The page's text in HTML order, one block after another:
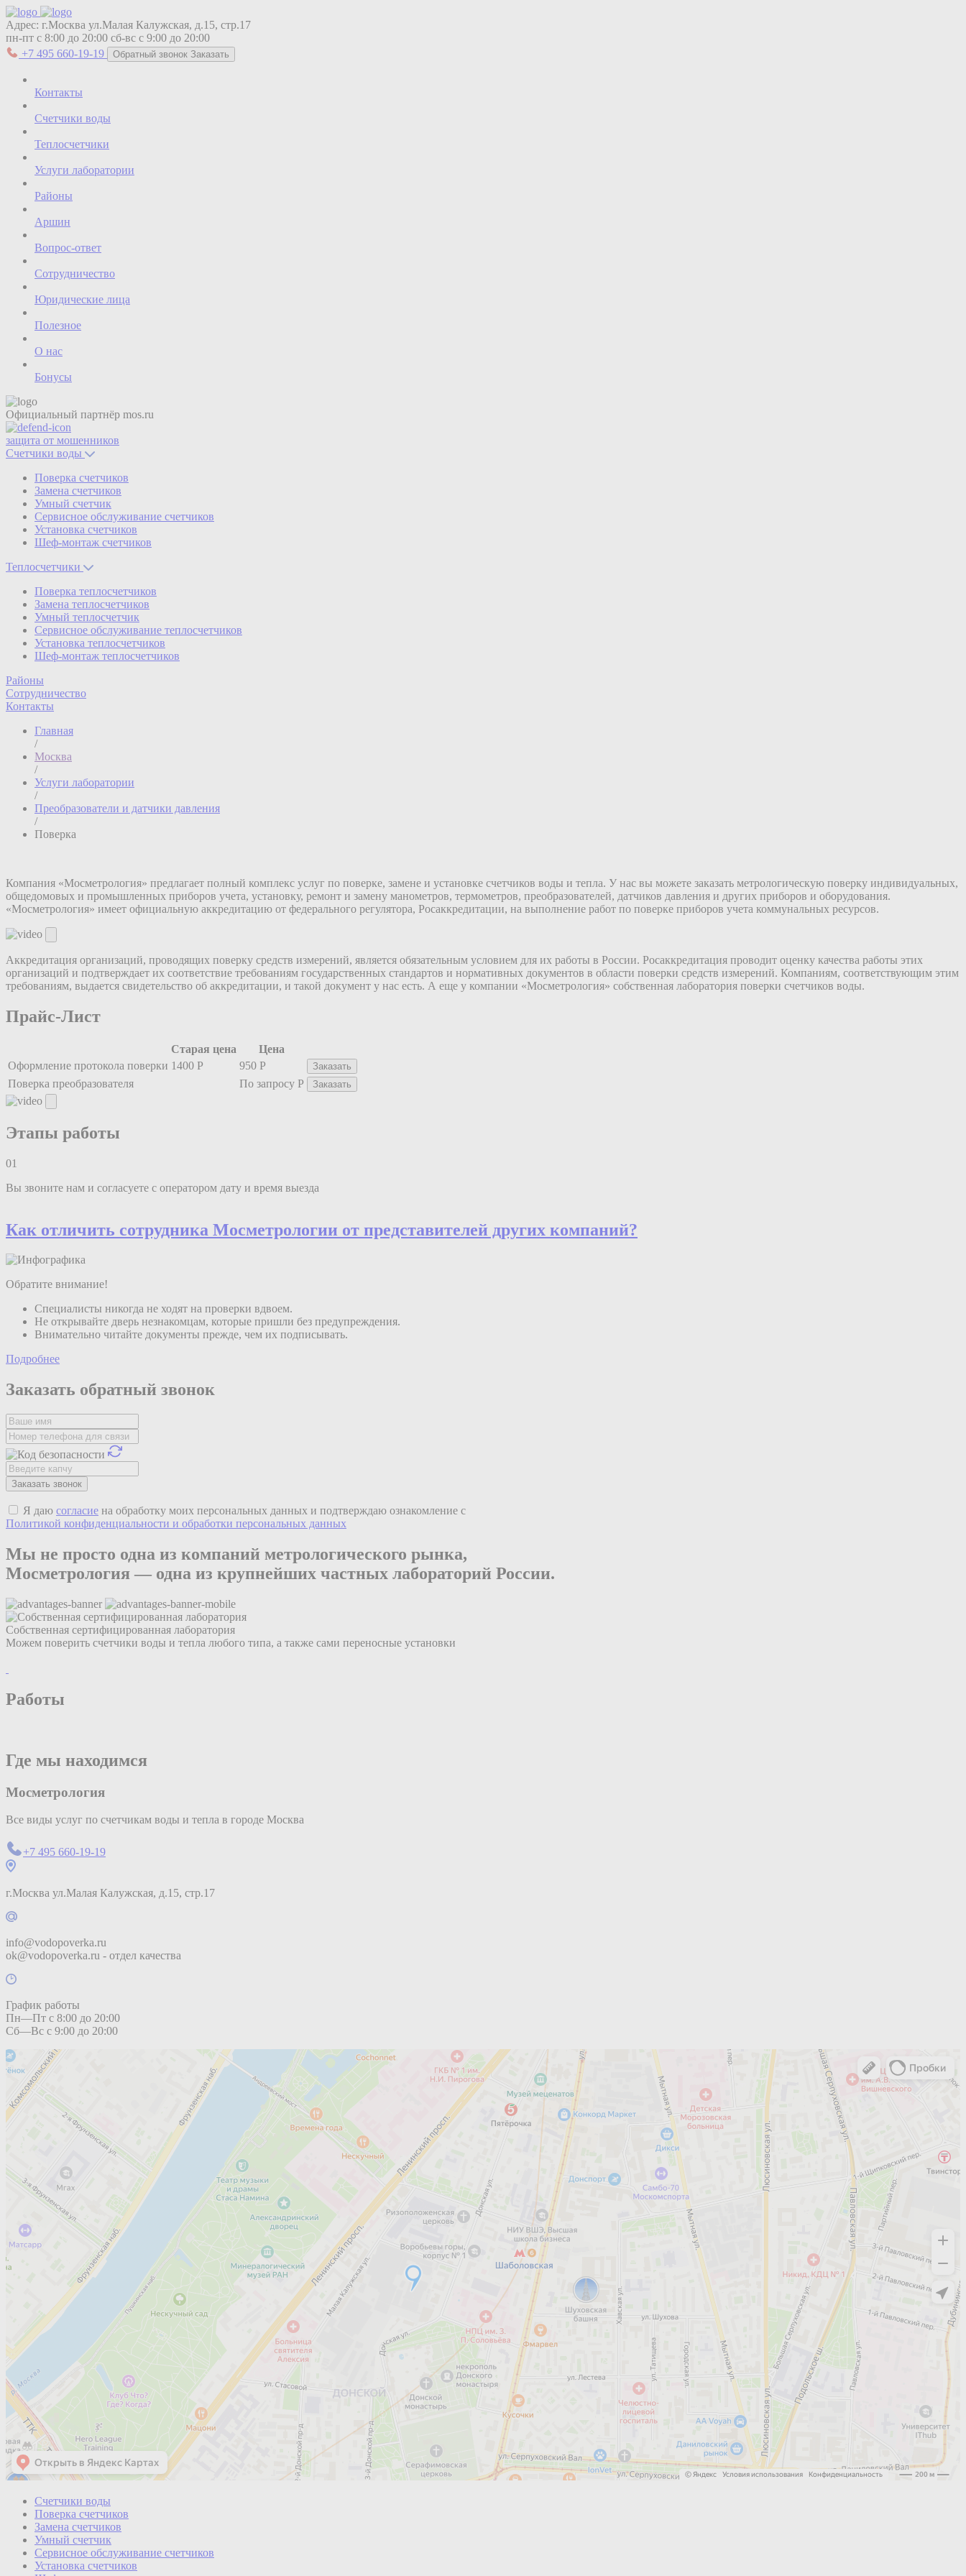
Адрес: г.Москва ул.Малая Калужская, д.15, стр.17
пн-пт с 8:00 до 20:00 сб-вс с 9:00 до 20:00
+7 495 660-19-19
Обратный звонок Заказать
Контакты
Счетчики воды
Теплосчетчики
Услуги лаборатории
Районы
Аршин
Вопрос-ответ
Сотрудничество
Юридические лица
Полезное
О нас
Бонусы
Официальный партнёр mos.ru
защита от мошенников
Счетчики воды
Поверка счетчиков
Замена счетчиков
Умный счетчик
Сервисное обслуживание счетчиков
Установка счетчиков
Шеф-монтаж счетчиков
Теплосчетчики
Поверка теплосчетчиков
Замена теплосчетчиков
Умный теплосчетчик
Сервисное обслуживание теплосчетчиков
Установка теплосчетчиков
Шеф-монтаж теплосчетчиков
Районы
Сотрудничество
Контакты
Главная
/
Москва
/
Услуги лаборатории
/
Преобразователи и датчики давления
/
Поверка
Компания «Мосметрология» предлагает полный комплекс услуг по поверке, замене и установке счетчиков воды и тепла. У нас вы можете заказать метрологическую поверку индивидуальных,
общедомовых и промышленных приборов учета, установку, ремонт и замену манометров, термометров, преобразователей, датчиков давления и других приборов и оборудования.
«Мосметрология» имеет официальную аккредитацию от федерального регулятора, Росаккредитации, на выполнение работ по поверке приборов учета коммунальных ресурсов.
Аккредитация организаций, проводящих поверку средств измерений, является обязательным условием для их работы в России. Росаккредитация проводит оценку качества работы этих
организаций и подтверждает их соответствие требованиям государственных стандартов и нормативных документов в области поверки средств измерений. Компаниям, соответствующим этим
требованиям, выдается свидетельство об аккредитации, и такой документ у нас есть. А еще у компании «Мосметрология» собственная лаборатория поверки счетчиков воды.
Прайс-Лист
Старая цена
Цена
Оформление протокола поверки 1400 Р 950 Р Заказать
Поверка преобразователя По запросу Р Заказать
Этапы работы
01
Вы звоните нам и согласуете с оператором дату и время выезда
Как отличить сотрудника Мосмeтрологии от представителей других компаний?
Обратите внимание!
Специалисты никогда не ходят на проверки вдвоем.
Не открывайте дверь незнакомцам, которые пришли без предупреждения.
Внимательно читайте документы прежде, чем их подписывать.
Подробнее
Заказать обратный звонок
Я даю согласие на обработку моих персональных данных и подтверждаю ознакомление с
Политикой конфиденциальности и обработки персональных данных
Мы не просто одна из компаний метрологического рынка,
Мосмeтрология — одна из крупнейших частных лабораторий России.
Собственная сертифицированная лаборатория
Можем поверить счетчики воды и тепла любого типа, а также сами переносные установки
Работы
Где мы находимся
Мосметрология
Все виды услуг по счетчикам воды и тепла в городе Москва
+7 495 660-19-19
г.Москва ул.Малая Калужская, д.15, стр.17
info@vodopoverka.ru
ok@vodopoverka.ru - отдел качества
График работы
Пн—Пт с 8:00 до 20:00
Сб—Вс с 9:00 до 20:00
Счетчики воды
Поверка счетчиков
Замена счетчиков
Умный счетчик
Сервисное обслуживание счетчиков
Установка счетчиков